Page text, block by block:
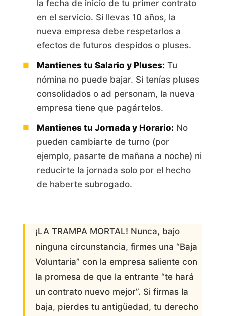
la fecha de inicio de tu primer contrato
en el servicio. Si llevas 10 años, la
nueva empresa debe respetarlos a
efectos de futuros despidos o pluses.
Mantienes tu Salario y Pluses: Tu
nómina no puede bajar. Si tenías pluses
consolidados o ad personam, la nueva
empresa tiene que pagártelos.
Mantienes tu Jornada y Horario: No
pueden cambiarte de turno (por
ejemplo, pasarte de mañana a noche) ni
reducirte la jornada solo por el hecho
de haberte subrogado.
¡LA TRAMPA MORTAL! Nunca, bajo
ninguna circunstancia, firmes una “Baja
Voluntaria” con la empresa saliente con
la promesa de que la entrante “te hará
un contrato nuevo mejor”. Si firmas la
baja, pierdes tu antigüedad, tu derecho